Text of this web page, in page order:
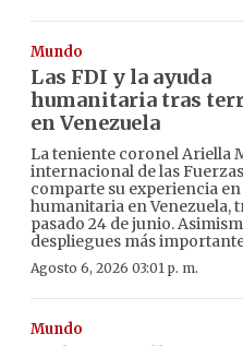
Mundo
Las FDI y la ayuda
humanitaria tras
en Venezuela
La teniente coronel Ariella
internacional de las
comparte su experiencia
humanitaria en Venezuela,
pasado 24 de junio.
despliegues más
Agosto 6, 2026 03:01 p. m.
Mundo